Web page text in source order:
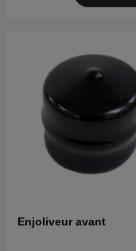
Enjoliveur avant